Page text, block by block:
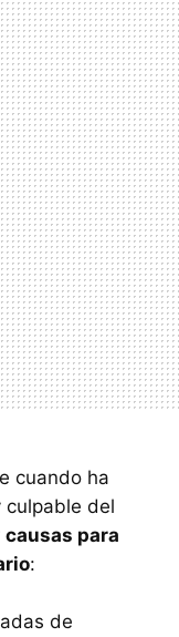
cuando ha
culpable del
causas para
:
de